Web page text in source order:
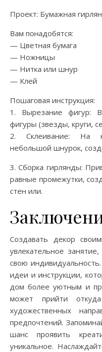
Проект: Бумажная
Вам понадобятся:
— Цветная бумага
— Ножницы
— Нитка или шнур
— Клей
Пошаговая инструкция:
1. Вырезание фигур:
фигуры (звезды, круги,
2. Склеивание: На
небольшой шнурок,
3. Сборка гирлянды:
равные промежутки,
стен или.
Создавать декор
увлекательное
свою
идеи и инструкции,
дом более уютным и
может прийти
художественных
предпочтений.
шанс проявить
уникальное.